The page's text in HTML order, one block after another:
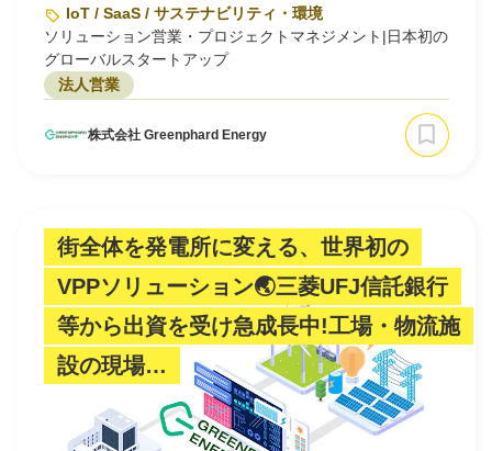
IoT / SaaS / サステナビリティ・環境
ソリューション営業・プロジェクトマネジメント|日本初の
グローバルスタートアップ
法人営業
株式会社 Greenphard Energy
街全体を発電所に変える、世界初の
VPPソリューション🌏三菱UFJ信託銀行
等から出資を受け急成長中!工場・物流施
設の現場…